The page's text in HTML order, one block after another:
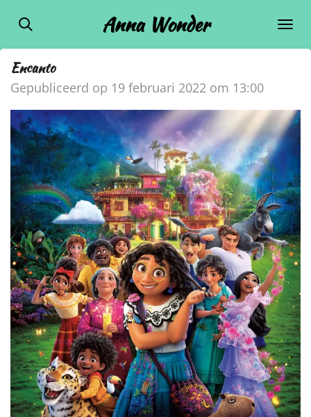
Ga
direct
de
hoofdinhoud
Anna Wonder
Encanto
Gepubliceerd op 19 februari 2022 om 13:00